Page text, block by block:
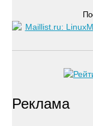
Реклама